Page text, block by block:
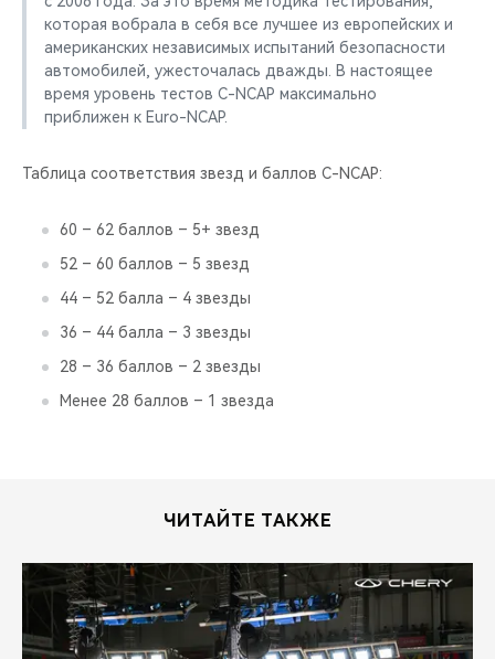
которая вобрала в себя все лучшее из европейских и
американских независимых испытаний безопасности
автомобилей, ужесточалась дважды. В настоящее
время уровень тестов C-NCAP максимально
приближен к Euro-NCAP.
Таблица соответствия звезд и баллов С-NCAP:
60 – 62 баллов – 5+ звезд
52 – 60 баллов – 5 звезд
44 – 52 балла – 4 звезды
36 – 44 балла – 3 звезды
28 – 36 баллов – 2 звезды
Менее 28 баллов – 1 звезда
ЧИТАЙТЕ ТАКЖЕ